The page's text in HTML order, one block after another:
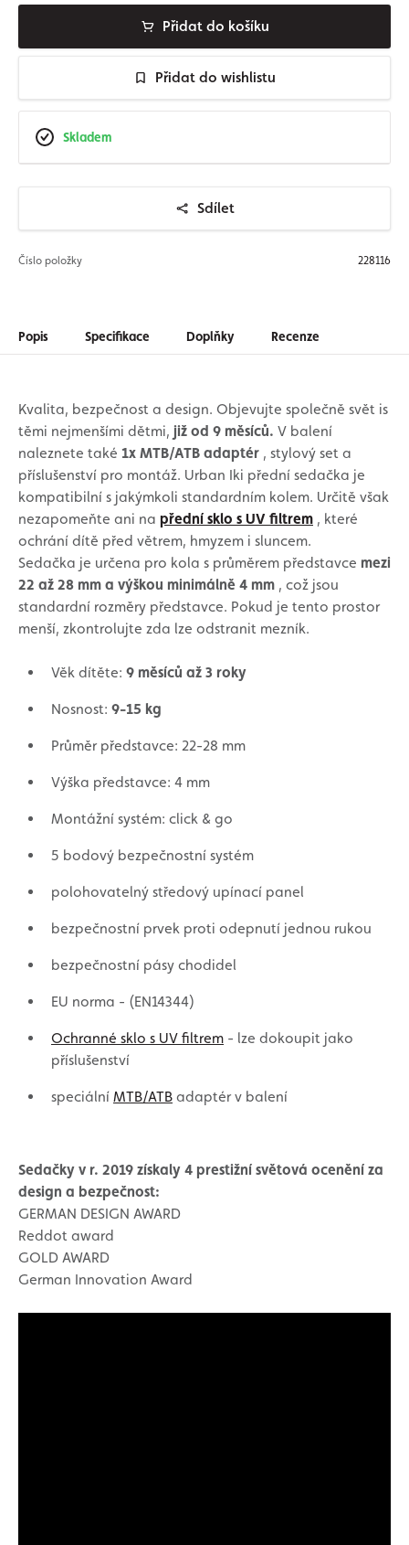
Přidat do košíku
Přidat do wishlistu
Skladem
Sdílet
Číslo položky 228116
Popis Specifikace Doplňky Recenze
Kvalita, bezpečnost a design. Objevujte společně svět is
těmi nejmenšími dětmi, již od 9 měsíců. V balení
naleznete také 1x MTB/ATB adaptér , stylový set a
příslušenství pro montáž. Urban Iki přední sedačka je
kompatibilní s jakýmkoli standardním kolem. Určitě však
nezapomeňte ani na přední sklo s UV filtrem , které
ochrání dítě před větrem, hmyzem i sluncem.
Sedačka je určena pro kola s průměrem představce mezi
22 až 28 mm a výškou minimálně 4 mm , což jsou
standardní rozměry představce. Pokud je tento prostor
menší, zkontrolujte zda lze odstranit mezník.
Věk dítěte: 9 měsíců až 3 roky
Nosnost: 9-15 kg
Průměr představce: 22-28 mm
Výška představce: 4 mm
Montážní systém: click & go
5 bodový bezpečnostní systém
polohovatelný středový upínací panel
bezpečnostní prvek proti odepnutí jednou rukou
bezpečnostní pásy chodidel
EU norma - (EN14344)
Ochranné sklo s UV filtrem - lze dokoupit jako
příslušenství
speciální MTB/ATB adaptér v balení
Sedačky v r. 2019 získaly 4 prestižní světová ocenění za
design a bezpečnost:
GERMAN DESIGN AWARD
Reddot award
GOLD AWARD
German Innovation Award